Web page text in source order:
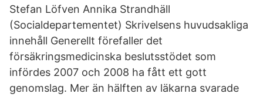
Stefan Löfven Annika Strandhäll
(Socialdepartementet) Skrivelsens huvudsakliga
innehåll Generellt förefaller det
försäkringsmedicinska beslutsstödet som
infördes 2007 och 2008 ha fått ett gott
genomslag. Mer än hälften av läkarna svarade